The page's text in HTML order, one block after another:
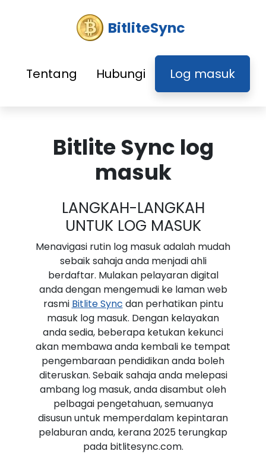
BitliteSync
Tentang Hubungi Log masuk
Bitlite Sync log
masuk
LANGKAH-LANGKAH
UNTUK LOG MASUK
Menavigasi rutin log masuk adalah mudah
sebaik sahaja anda menjadi ahli
berdaftar. Mulakan pelayaran digital
anda dengan mengemudi ke laman web
rasmi Bitlite Sync dan perhatikan pintu
masuk log masuk. Dengan kelayakan
anda sedia, beberapa ketukan kekunci
akan membawa anda kembali ke tempat
pengembaraan pendidikan anda boleh
diteruskan. Sebaik sahaja anda melepasi
ambang log masuk, anda disambut oleh
pelbagai pengetahuan, semuanya
disusun untuk memperdalam kepintaran
pelaburan anda, kerana 2025 terungkap
pada bitlitesync.com.